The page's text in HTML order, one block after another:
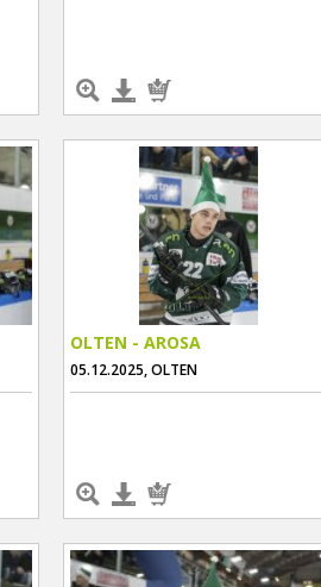
OLTEN - AROSA
05.12.2025, OLTEN